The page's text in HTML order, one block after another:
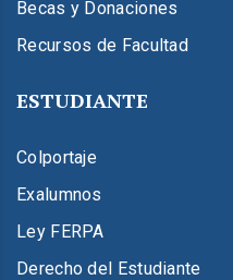
Becas y Donaciones
Recursos de Facultad
ESTUDIANTE
Colportaje
Exalumnos
Ley FERPA
Derecho del Estudiante